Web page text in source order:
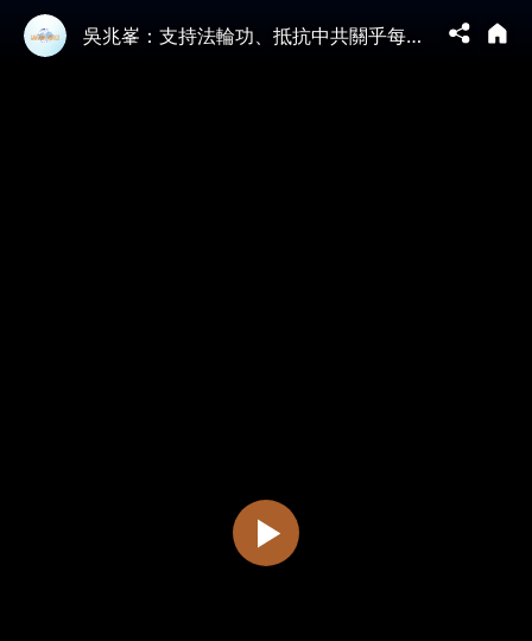
吳兆峯：支持法輪功、抵抗中共關乎每一個人【 #聽紀元 】| #大紀元新聞